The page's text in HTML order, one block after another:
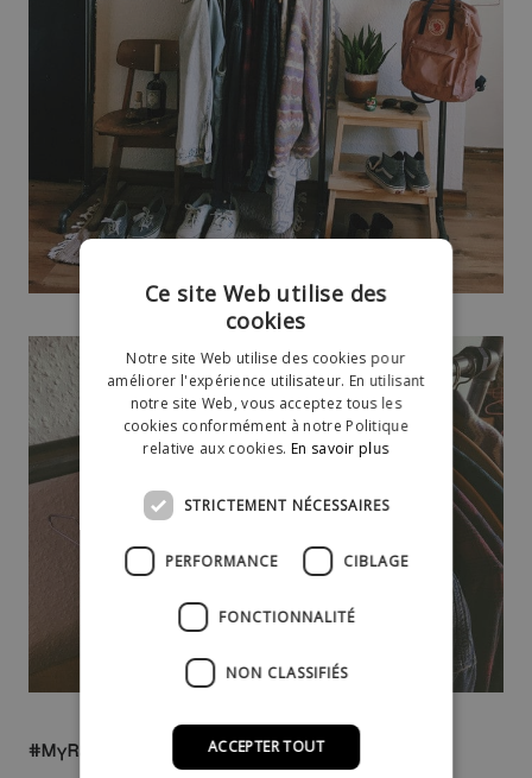
#MyRackBuddy
Ce site Web utilise des
cookies
Notre site Web utilise des cookies pour
améliorer l'expérience utilisateur. En utilisant
notre site Web, vous acceptez tous les
cookies conformément à notre Politique
relative aux cookies.En savoir plus
STRICTEMENT NÉCESSAIRES
PERFORMANCE CIBLAGE
FONCTIONNALITÉ
NON CLASSIFIÉS
ACCEPTER TOUT